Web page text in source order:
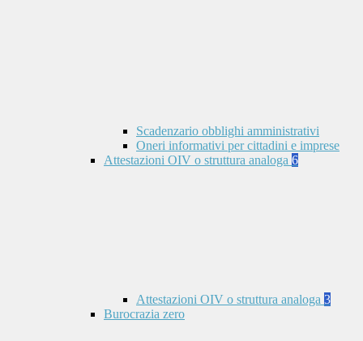
Scadenzario obblighi amministrativi
Oneri informativi per cittadini e imprese
Attestazioni OIV o struttura analoga 6
Attestazioni OIV o struttura analoga 3
Burocrazia zero